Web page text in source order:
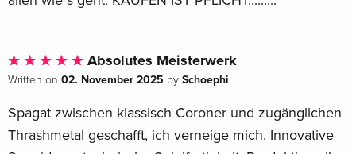
Absolutes Meisterwerk
Written on 02. November 2025 by Schoephi.
Spagat zwischen klassisch Coroner und zugänglichen
Thrashmetal geschafft, ich verneige mich. Innovative